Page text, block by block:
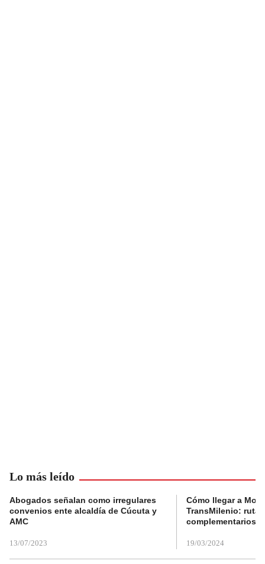
Lo más leído
Abogados señalan como irregulares
convenios ente alcaldía de Cúcuta y
AMC
13/07/2023
Cómo llegar a
TransMilenio:
complementarios
19/03/2024